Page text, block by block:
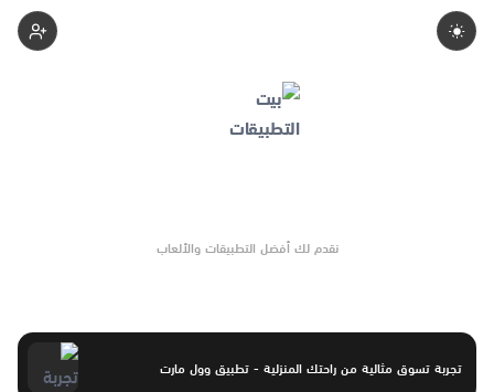
نقدم لك أفضل التطبيقات والألعاب
تجربة تسوق مثالية من راحتك المنزلية - تطبيق وول مارت